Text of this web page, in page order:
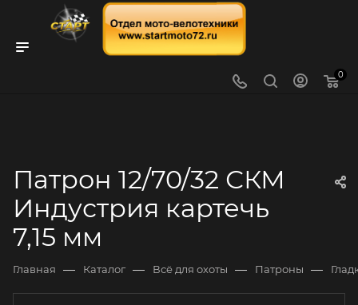
0
Патрон 12/70/32 СКМ
Индустрия картечь
7,15 мм
Главная — Каталог — Всё для охоты — Патроны —